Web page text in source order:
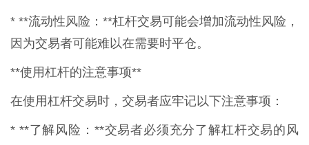
* **流动性风险：**杠杆交易可能会增加流动性风险，
因为交易者可能难以在需要时平仓。
**使用杠杆的注意事项**
在使用杠杆交易时，交易者应牢记以下注意事项：
* **了解风险：**交易者必须充分了解杠杆交易的风